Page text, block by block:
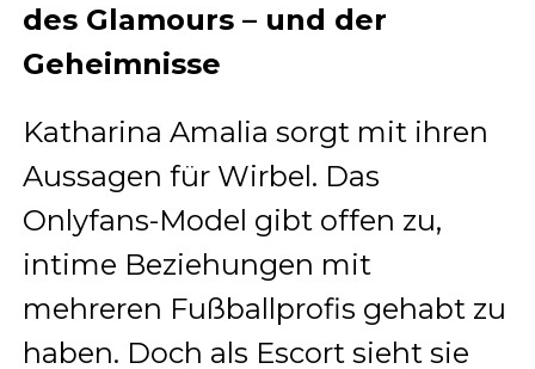
des Glamours – und der
Geheimnisse
Katharina Amalia sorgt mit ihren
Aussagen für Wirbel. Das
Onlyfans-Model gibt offen zu,
intime Beziehungen mit
mehreren Fußballprofis gehabt zu
haben. Doch als Escort sieht sie